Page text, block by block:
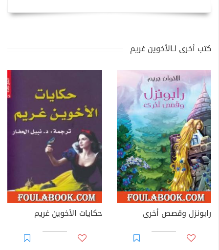
كتب أخرى لـالأخوين غريم
رابونزل وقصص أخرى حكايات الأخوين غريم